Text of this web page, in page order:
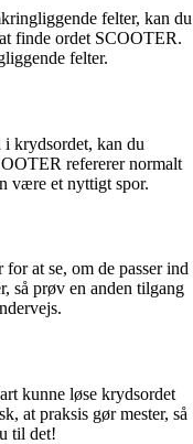
felter, kan du
finde ordet SCOOTER.
felter.
i krydsordet, kan du
refererer normalt
være et nyttigt spor.
at se, om de passer ind
så prøv en anden tilgang
kunne løse krydsordet
at praksis gør mester, så
til det!